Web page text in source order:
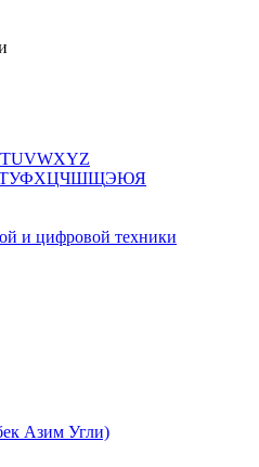
TUVWXYZ
УФХЦЧШЩЭЮЯ
и цифровой техники
Азим Угли)